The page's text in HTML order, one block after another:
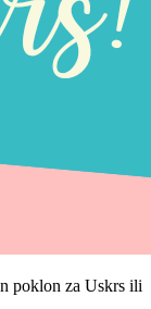
poklon za Uskrs ili